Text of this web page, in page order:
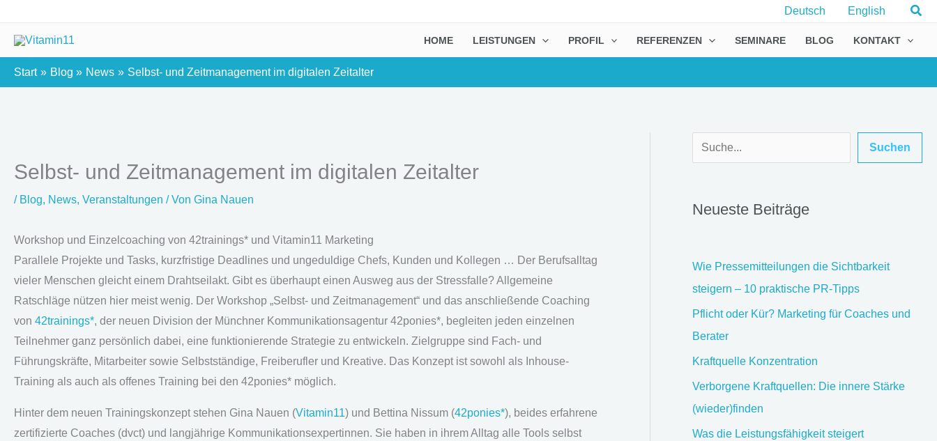
springen
Deutsch English
HOME LEISTUNGEN PROFIL REFERENZEN SEMINARE BLOG KONTAKT
Start Blog News Selbst- und Zeitmanagement im digitalen Zeitalter
Selbst- und Zeitmanagement im digitalen Zeitalter
/ Blog, News, Veranstaltungen / Von Gina Nauen
Workshop und Einzelcoaching von 42trainings* und Vitamin11 Marketing
Parallele Projekte und Tasks, kurzfristige Deadlines und ungeduldige Chefs, Kunden und Kollegen … Der Berufsalltag
vieler Menschen gleicht einem Drahtseilakt. Gibt es überhaupt einen Ausweg aus der Stressfalle? Allgemeine
Ratschläge nützen hier meist wenig. Der Workshop „Selbst- und Zeitmanagement“ und das anschließende Coaching
von 42trainings*, der neuen Division der Münchner Kommunikationsagentur 42ponies*, begleiten jeden einzelnen
Teilnehmer ganz persönlich dabei, eine funktionierende Strategie zu entwickeln. Zielgruppe sind Fach- und
Führungskräfte, Mitarbeiter sowie Selbstständige, Freiberufler und Kreative. Das Konzept ist sowohl als Inhouse-
Training als auch als offenes Training bei den 42ponies* möglich.
Hinter dem neuen Trainingskonzept stehen Gina Nauen (Vitamin11) und Bettina Nissum (42ponies*), beides erfahrene
zertifizierte Coaches (dvct) und langjährige Kommunikationsexpertinnen. Sie haben in ihrem Alltag alle Tools selbst
Suchen Suchen
Neueste Beiträge
Wie Pressemitteilungen die Sichtbarkeit
steigern – 10 praktische PR-Tipps
Pflicht oder Kür? Marketing für Coaches und
Berater
Kraftquelle Konzentration
Verborgene Kraftquellen: Die innere Stärke
(wieder)finden
Was die Leistungsfähigkeit steigert